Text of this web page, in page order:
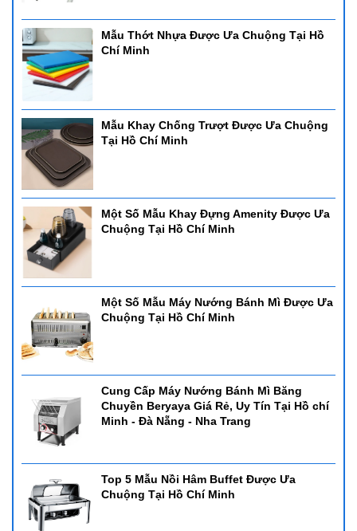
Mẫu Thớt Nhựa Được Ưa Chuộng Tại Hồ
Chí Minh
Mẫu Khay Chống Trượt Được Ưa Chuộng
Tại Hồ Chí Minh
Một Số Mẫu Khay Đựng Amenity Được Ưa
Chuộng Tại Hồ Chí Minh
Một Số Mẫu Máy Nướng Bánh Mì Được Ưa
Chuộng Tại Hồ Chí Minh
Cung Cấp Máy Nướng Bánh Mì Băng
Chuyền Beryaya Giá Rẻ, Uy Tín Tại Hồ chí
Minh - Đà Nẵng - Nha Trang
Top 5 Mẫu Nồi Hâm Buffet Được Ưa
Chuộng Tại Hồ Chí Minh